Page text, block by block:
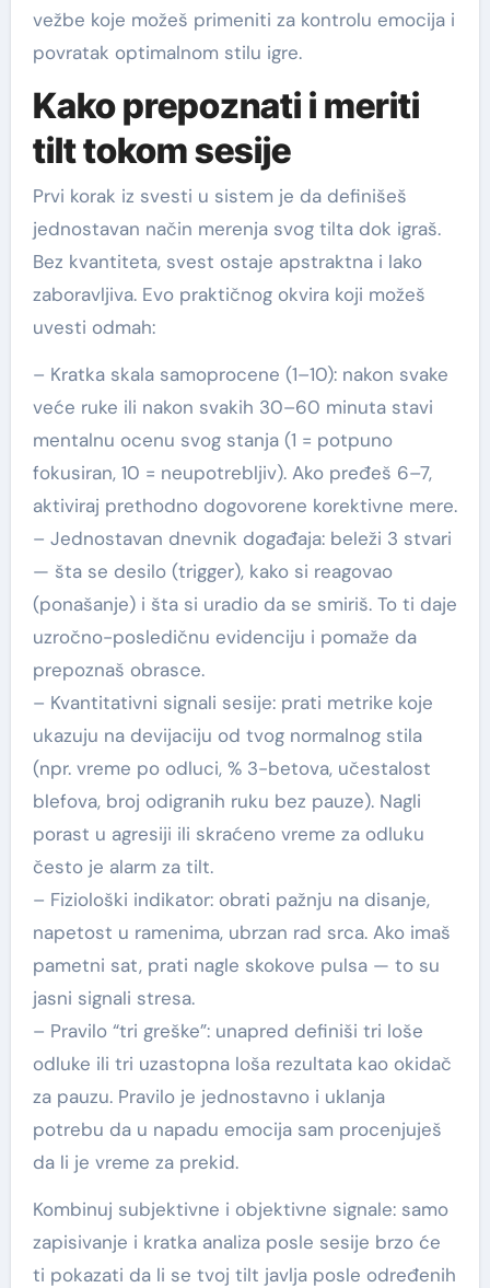
vežbe koje možeš primeniti za kontrolu emocija i
povratak optimalnom stilu igre.
Kako prepoznati i meriti
tilt tokom sesije
Prvi korak iz svesti u sistem je da definišeš
jednostavan način merenja svog tilta dok igraš.
Bez kvantiteta, svest ostaje apstraktna i lako
zaboravljiva. Evo praktičnog okvira koji možeš
uvesti odmah:
– Kratka skala samoprocene (1–10): nakon svake
veće ruke ili nakon svakih 30–60 minuta stavi
mentalnu ocenu svog stanja (1 = potpuno
fokusiran, 10 = neupotrebljiv). Ako pređeš 6–7,
aktiviraj prethodno dogovorene korektivne mere.
– Jednostavan dnevnik događaja: beleži 3 stvari
— šta se desilo (trigger), kako si reagovao
(ponašanje) i šta si uradio da se smiriš. To ti daje
uzročno-posledičnu evidenciju i pomaže da
prepoznaš obrasce.
– Kvantitativni signali sesije: prati metrikе koje
ukazuju na devijaciju od tvog normalnog stila
(npr. vreme po odluci, % 3-betova, učestalost
blefova, broj odigranih ruku bez pauze). Nagli
porast u agresiji ili skraćeno vreme za odluku
često je alarm za tilt.
– Fiziološki indikator: obrati pažnju na disanje,
napetost u ramenima, ubrzan rad srca. Ako imaš
pametni sat, prati nagle skokove pulsa — to su
jasni signali stresa.
– Pravilo “tri greške”: unapred definiši tri loše
odluke ili tri uzastopna loša rezultata kao okidač
za pauzu. Pravilo je jednostavno i uklanja
potrebu da u napadu emocija sam procenjuješ
da li je vreme za prekid.
Kombinuj subjektivne i objektivne signale: samo
zapisivanje i kratka analiza posle sesije brzo će
ti pokazati da li se tvoj tilt javlja posle određenih